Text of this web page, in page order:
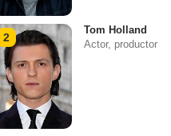
2
Tom Holland
Actor, productor